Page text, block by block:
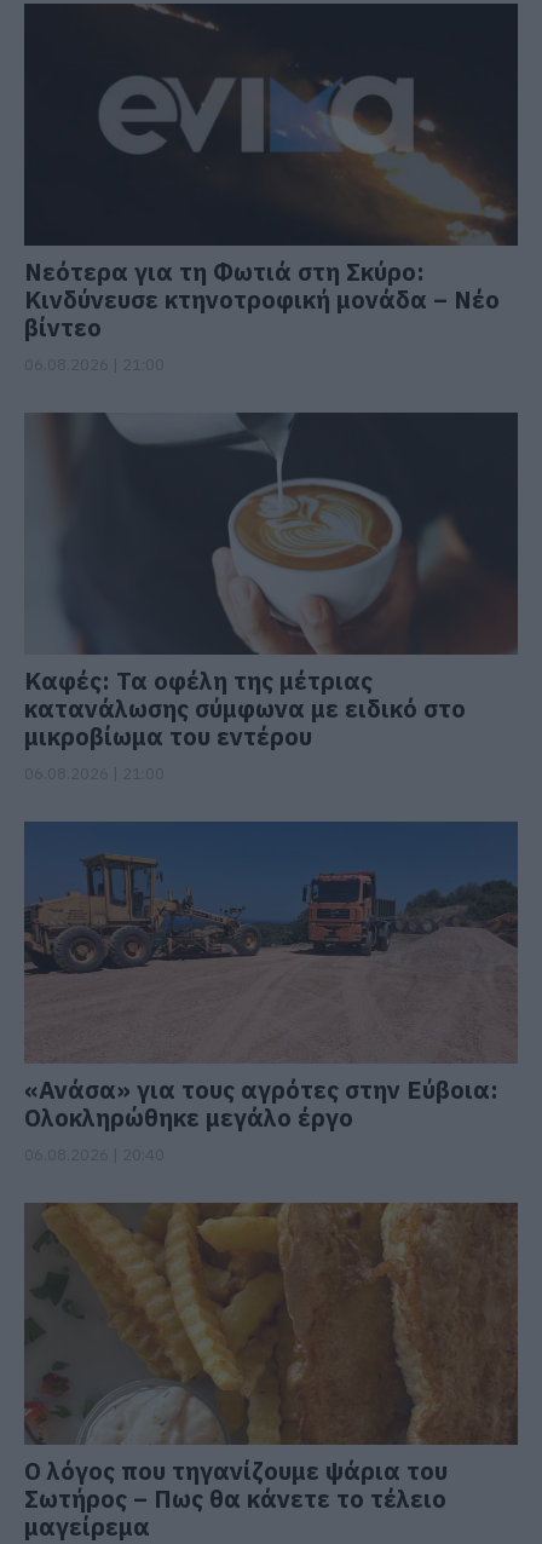
Νεότερα για τη Φωτιά στη Σκύρο:
Κινδύνευσε κτηνοτροφική μονάδα – Νέο
βίντεο
Καφές: Τα οφέλη της μέτριας
κατανάλωσης σύμφωνα με ειδικό στο
μικροβίωμα του εντέρου
«Ανάσα» για τους αγρότες στην Εύβοια:
Ολοκληρώθηκε μεγάλο έργο
Ο λόγος που τηγανίζουμε ψάρια του
Σωτήρος – Πως θα κάνετε το τέλειο
μαγείρεμα